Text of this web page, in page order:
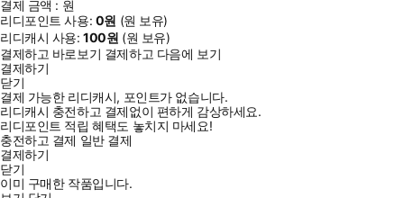
결제 금액 : 원
리디포인트 사용: 0원 (원 보유)
리디캐시 사용:100원 (원 보유)
결제하고 바로보기 결제하고 다음에 보기
결제하기
닫기
결제 가능한 리디캐시, 포인트가 없습니다.
리디캐시 충전하고 결제없이 편하게 감상하세요.
리디포인트 적립 혜택도 놓치지 마세요!
충전하고 결제 일반 결제
결제하기
닫기
이미 구매한 작품입니다.